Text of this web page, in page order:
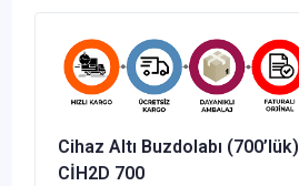
Cihaz Altı Buzdolabı
CİH2D 700